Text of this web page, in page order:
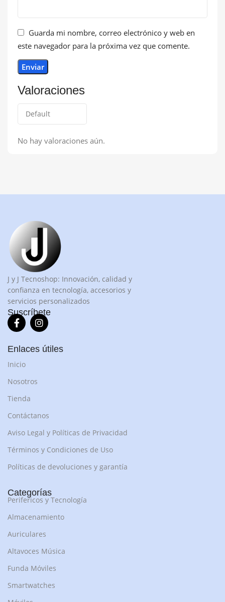
Valoraciones
No hay valoraciones aún.
Guarda mi nombre, correo electrónico y web en
este navegador para la próxima vez que comente.
J y J Tecnoshop: Innovación, calidad y
confianza en tecnología, accesorios y
servicios personalizados
Suscríbete
Enlaces útiles
Inicio
Nosotros
Tienda
Contáctanos
Aviso Legal y Políticas de Privacidad
Términos y Condiciones de Uso
Políticas de devoluciones y garantía
Categorías
Perifericos y Tecnología
Almacenamiento
Auriculares
Altavoces Música
Funda Móviles
Smartwatches